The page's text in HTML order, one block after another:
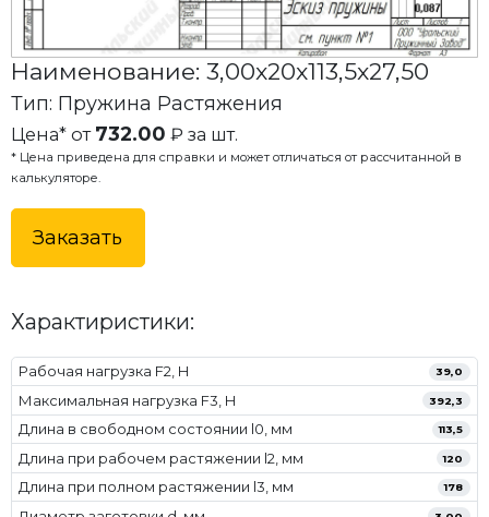
Наименование: 3,00x20x113,5x27,50
Тип: Пружина Растяжения
Цена* от 732.00 ₽ за шт.
* Цена приведена для справки и может отличаться от рассчитанной в
калькуляторе.
Заказать
Характиристики:
Рабочая нагрузка F2, Н 39,0
Максимальная нагрузка F3, Н 392,3
Длина в свободном состоянии l0, мм 113,5
Длина при рабочем растяжении l2, мм 120
Длина при полном растяжении l3, мм 178